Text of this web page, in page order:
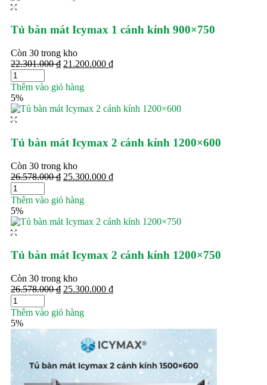
Tủ bàn mát Icymax 1 cánh kính 900×750
Còn 30 trong kho
22.301.000₫ 21.200.000 ₫
Thêm vào giỏ hàng
5%
Tủ bàn mát Icymax 2 cánh kính 1200×600
Còn 30 trong kho
26.578.000₫ 25.300.000 ₫
Thêm vào giỏ hàng
5%
Tủ bàn mát Icymax 2 cánh kính 1200×750
Còn 30 trong kho
26.578.000₫ 25.300.000 ₫
Thêm vào giỏ hàng
5%